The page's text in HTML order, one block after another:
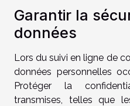
Garantir la
données
Lors du suivi en ligne de
données personnelles
Protéger la
transmises, telles que